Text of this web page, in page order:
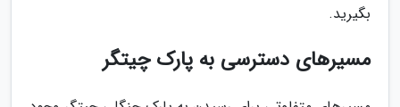
بگیرید.
مسیرهای دسترسی به پارک چیتگر